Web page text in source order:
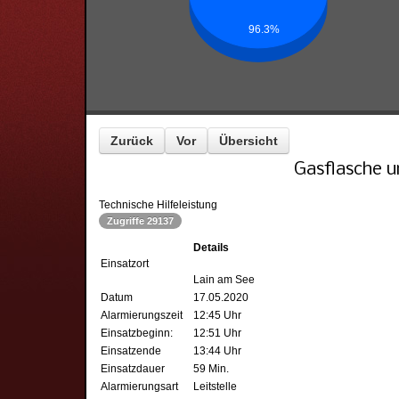
96.3%
Zurück Vor Übersicht
Gasflasche
Technische Hilfeleistung
Zugriffe 29137
Einsatzort
Details
Lain am See
Datum
17.05.2020
Alarmierungszeit
12:45 Uhr
Einsatzbeginn:
12:51 Uhr
Einsatzende
13:44 Uhr
Einsatzdauer
59 Min.
Alarmierungsart
Leitstelle